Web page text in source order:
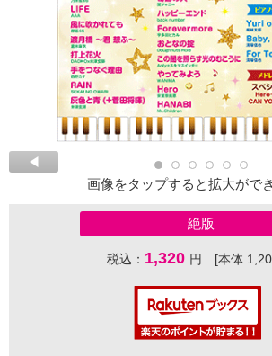
画像をタップすると拡大がで
絶版
税込： 1,320 円 [本体